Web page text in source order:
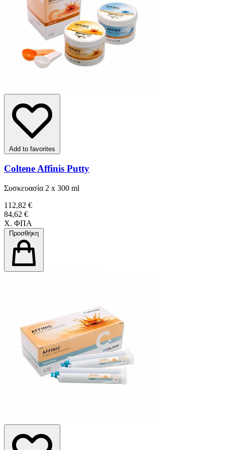
Add to favorites
Coltene Affinis Putty
Συσκευασία 2 x 300 ml
112,82 €
84,62 €
Χ. ΦΠΑ
Προσθήκη